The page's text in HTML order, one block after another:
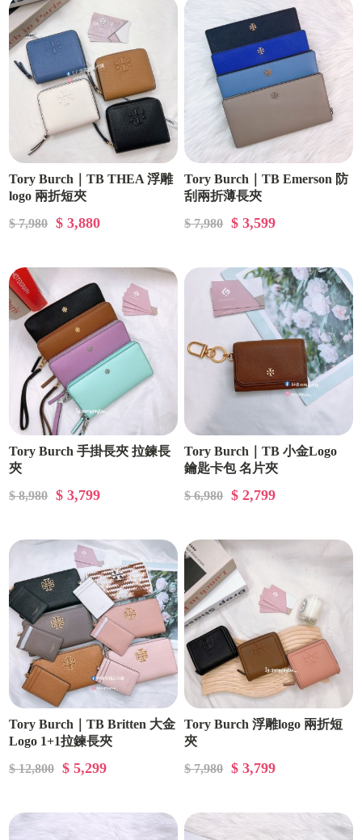
Tory Burch｜TB THEA 浮雕
logo 兩折短夾
$ 7,980
$ 3,880
Tory Burch｜TB Emerson 防
刮兩折薄長夾
$ 7,980
$ 3,599
Tory Burch 手掛長夾 拉鍊長
夾
$ 8,980
$ 3,799
Tory Burch｜TB 小金Logo
鑰匙卡包 名片夾
$ 6,980
$ 2,799
Tory Burch｜TB Britten 大金
Logo 1+1拉鍊長夾
$ 12,800
$ 5,299
Tory Burch 浮雕logo 兩折短
夾
$ 7,980
$ 3,799